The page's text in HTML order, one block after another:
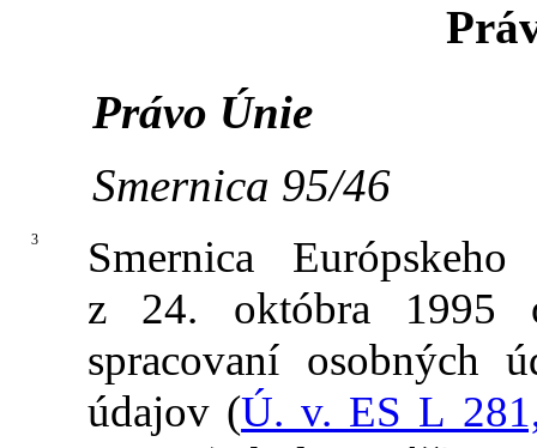
Právo Únie
Smernica 95/46
3
Smernica
z 24. októbra 1995
spracovaní osobných
údajov (Ú. v. ES L